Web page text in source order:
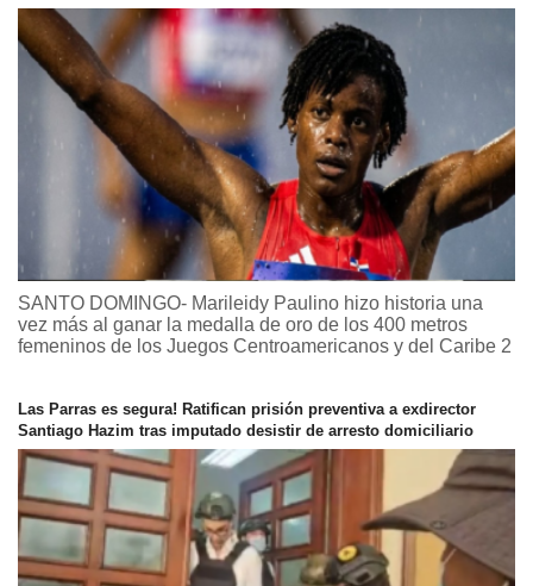
SANTO DOMINGO- Marileidy Paulino hizo historia una
vez más al ganar la medalla de oro de los 400 metros
femeninos de los Juegos Centroamericanos y del Caribe 2
Las Parras es segura! Ratifican prisión preventiva a exdirector
Santiago Hazim tras imputado desistir de arresto domiciliario